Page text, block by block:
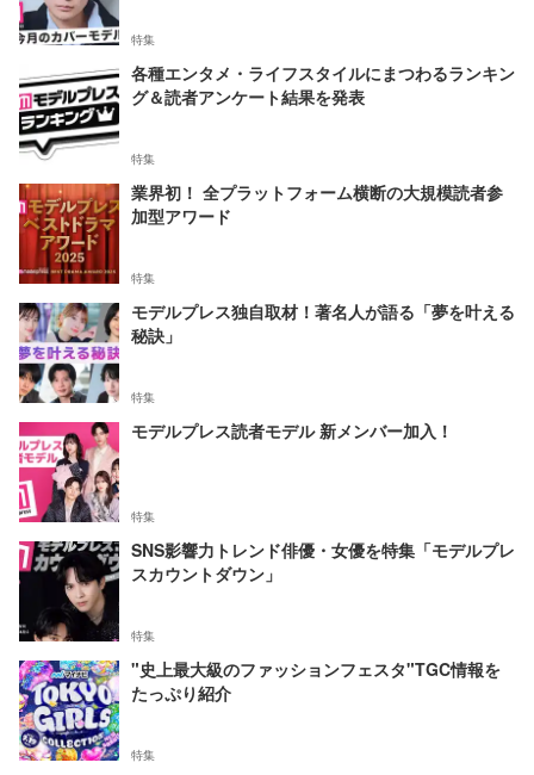
特集
各種エンタメ・ライフスタイルにまつわるランキン
グ＆読者アンケート結果を発表
特集
業界初！ 全プラットフォーム横断の大規模読者参
加型アワード
特集
モデルプレス独自取材！著名人が語る「夢を叶える
秘訣」
特集
モデルプレス読者モデル 新メンバー加入！
特集
SNS影響力トレンド俳優・女優を特集「モデルプレ
スカウントダウン」
特集
"史上最大級のファッションフェスタ"TGC情報を
たっぷり紹介
特集